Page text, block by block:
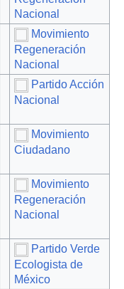
Nacional
Movimiento
Regeneración
Nacional
Partido Acción
Nacional
Movimiento
Ciudadano
Movimiento
Regeneración
Nacional
Partido Verde
Ecologista de
México